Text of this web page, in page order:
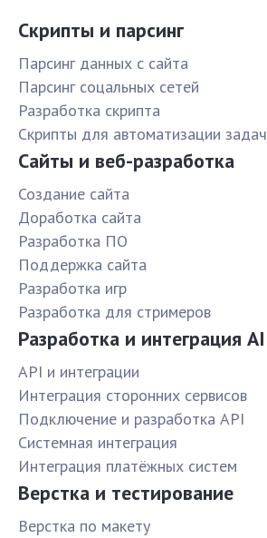
Скрипты и парсинг
Парсинг данных с сайта
Парсинг соцальных сетей
Разработка скрипта
Скрипты для автоматизации задач
Сайты и веб-разработка
Создание сайта
Доработка сайта
Разработка ПО
Поддержка сайта
Разработка игр
Разработка для стримеров
Разработка и интеграция AI
API и интеграции
Интеграция сторонних сервисов
Подключение и разработка API
Системная интеграция
Интеграция платёжных систем
Верстка и тестирование
Верстка по макету